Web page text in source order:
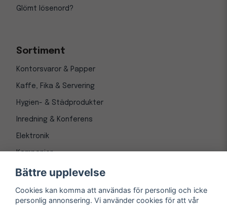
Glömt lösenord?
Sortiment
Kontorsvaror & Papper
Kaffe, Fika & Servering
Hygien- & Städprodukter
Inredning & Konferens
Elektronik
Kampanjer
Bättre upplevelse
Cookies kan komma att användas för personlig och icke
personlig annonsering. Vi använder cookies för att vår